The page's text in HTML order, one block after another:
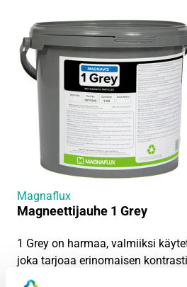
Magnaflux
Magneettijauhe 1 Grey
1 Grey on harmaa, valmiiksi
joka tarjoaa erinomaisen
metallipinnoilla näkyvässä